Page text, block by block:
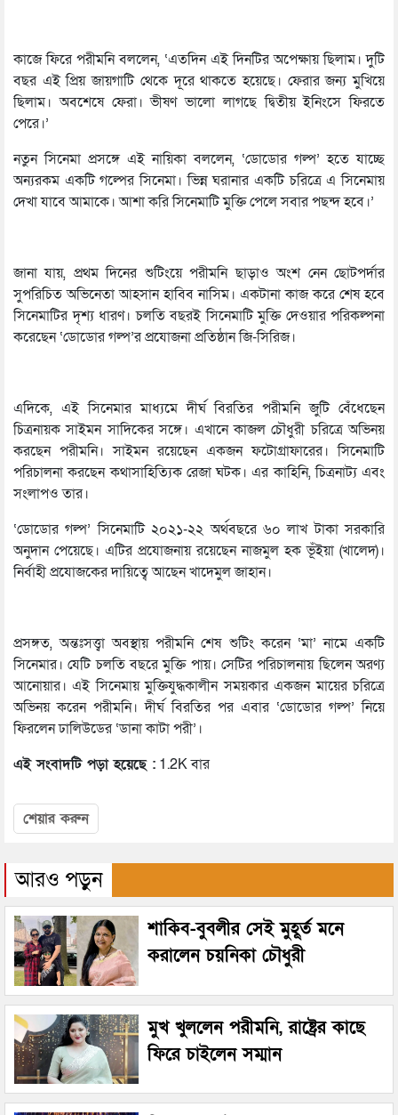
কাজে ফিরে পরীমনি বললেন, ‘এতদিন এই দিনটির অপেক্ষায় ছিলাম। দুটি
বছর এই প্রিয় জায়গাটি থেকে দূরে থাকতে হয়েছে। ফেরার জন্য মুখিয়ে
ছিলাম। অবশেষে ফেরা। ভীষণ ভালো লাগছে দ্বিতীয় ইনিংসে ফিরতে
পেরে।’
নতুন সিনেমা প্রসঙ্গে এই নায়িকা বললেন, ‘ডোডোর গল্প’ হতে যাচ্ছে
অন্যরকম একটি গল্পের সিনেমা। ভিন্ন ঘরানার একটি চরিত্রে এ সিনেমায়
দেখা যাবে আমাকে। আশা করি সিনেমাটি মুক্তি পেলে সবার পছন্দ হবে।’
জানা যায়, প্রথম দিনের শুটিংয়ে পরীমনি ছাড়াও অংশ নেন ছোটপর্দার
সুপরিচিত অভিনেতা আহসান হাবিব নাসিম। একটানা কাজ করে শেষ হবে
সিনেমাটির দৃশ্য ধারণ। চলতি বছরই সিনেমাটি মুক্তি দেওয়ার পরিকল্পনা
করেছেন ‘ডোডোর গল্প’র প্রযোজনা প্রতিষ্ঠান জি-সিরিজ।
এদিকে, এই সিনেমার মাধ্যমে দীর্ঘ বিরতির পরীমনি জুটি বেঁধেছেন
চিত্রনায়ক সাইমন সাদিকের সঙ্গে। এখানে কাজল চৌধুরী চরিত্রে অভিনয়
করছেন পরীমনি। সাইমন রয়েছেন একজন ফটোগ্রাফারের। সিনেমাটি
পরিচালনা করছেন কথাসাহিত্যিক রেজা ঘটক। এর কাহিনি, চিত্রনাট্য এবং
সংলাপও তার।
‘ডোডোর গল্প’ সিনেমাটি ২০২১-২২ অর্থবছরে ৬০ লাখ টাকা সরকারি
অনুদান পেয়েছে। এটির প্রযোজনায় রয়েছেন নাজমুল হক ভূঁইয়া (খালেদ)।
নির্বাহী প্রযোজকের দায়িত্বে আছেন খাদেমুল জাহান।
প্রসঙ্গত, অন্তঃসত্ত্বা অবস্থায় পরীমনি শেষ শুটিং করেন ‘মা’ নামে একটি
সিনেমার। যেটি চলতি বছরে মুক্তি পায়। সেটির পরিচালনায় ছিলেন অরণ্য
আনোয়ার। এই সিনেমায় মুক্তিযুদ্ধকালীন সময়কার একজন মায়ের চরিত্রে
অভিনয় করেন পরীমনি। দীর্ঘ বিরতির পর এবার ‘ডোডোর গল্প’ নিয়ে
ফিরলেন ঢালিউডের ‘ডানা কাটা পরী’।
এই সংবাদটি পড়া হয়েছে : 1.2K বার
শেয়ার করুন
আরও পড়ুন
শাকিব-বুবলীর সেই মুহূর্ত মনে
করালেন চয়নিকা চৌধুরী
মুখ খুললেন পরীমনি, রাষ্ট্রের কাছে
ফিরে চাইলেন সম্মান